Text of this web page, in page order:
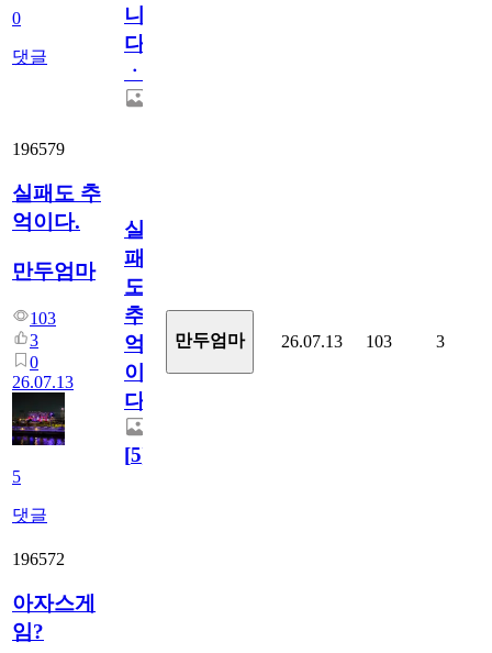
0
댓글
니
다
ㆍ
196579
실패도 추
억이다.
만두엄마
103
3
0
26.07.13
5
댓글
실
패
도
추
억
이
다.
[5]
만두엄마 26.07.13 103 3
196572
아자스게
임?